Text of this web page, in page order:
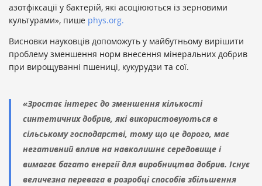
азотфіксації у бактерій, які асоціюються із зерновими
культурами», пише phys.org.
Висновки науковців допоможуть у майбутньому вирішити
проблему зменшення норм внесення мінеральних добрив
при вирощуванні пшениці, кукурудзи та сої.
«Зростає інтерес до зменшення кількості
синтетичних добрив, які використовуються в
сільському господарстві, тому що це дорого, має
негативний вплив на навколишнє середовище і
вимагає багато енергії для виробництва добрив. Існує
величезна перевага в розробці способів збільшення